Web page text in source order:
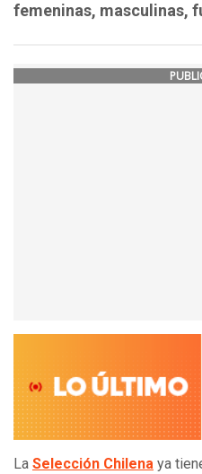
femeninas, masculinas,
La Selección Chilena ya